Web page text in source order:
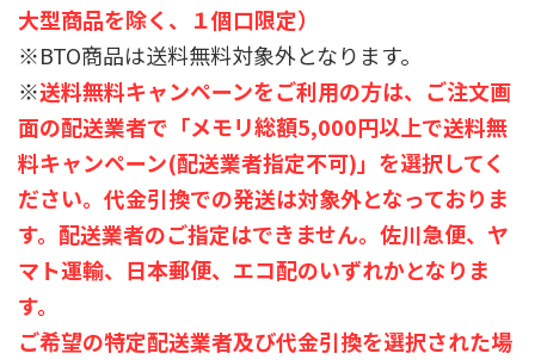
大型商品を除く、１個口限定）
※BTO商品は送料無料対象外となります。
※送料無料キャンペーンをご利用の方は、ご注文画
面の配送業者で「メモリ総額5,000円以上で送料無
料キャンペーン(配送業者指定不可)」を選択してく
ださい。代金引換での発送は対象外となっておりま
す。配送業者のご指定はできません。佐川急便、ヤ
マト運輸、日本郵便、エコ配のいずれかとなりま
す。
ご希望の特定配送業者及び代金引換を選択された場